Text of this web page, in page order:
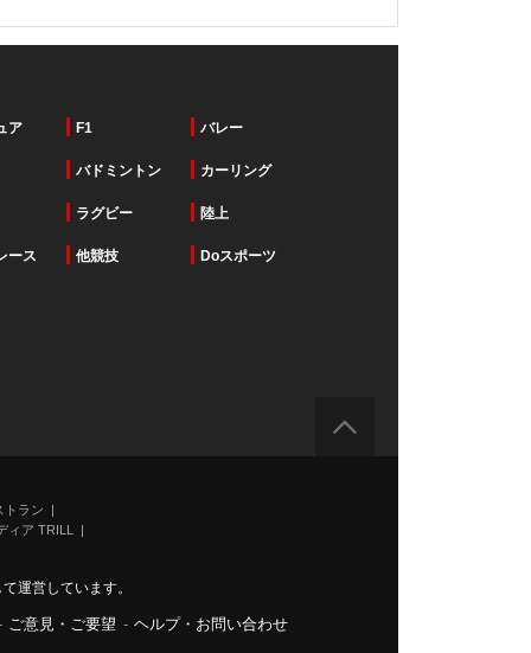
ア F1 バレー
バドミントン カーリング
ラグビー 陸上
ース 他競技 Doスポーツ
ラン
ィア TRILL
運営しています。
ご意見・ご要望 - ヘルプ・お問い合わせ